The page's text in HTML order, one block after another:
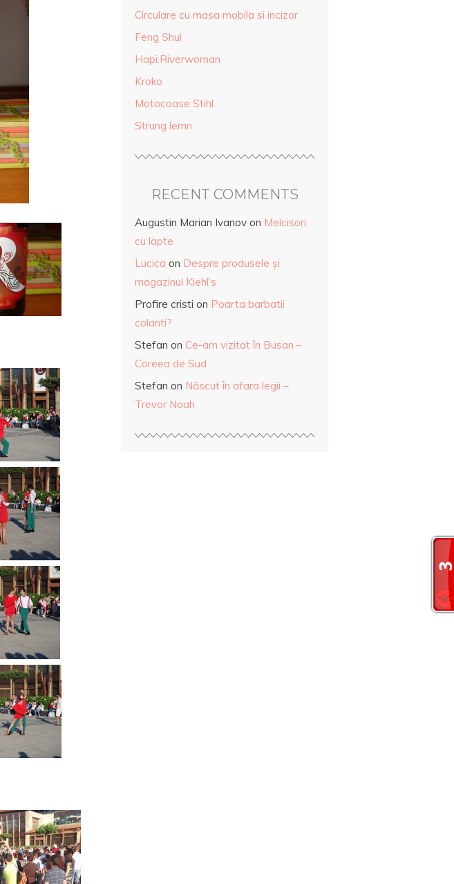
Circulare cu masa mobila si incizor
Feng Shui
Hapi.Riverwoman
Kroko
Motocoase Stihl
Strung lemn
RECENT COMMENTS
Augustin Marian Ivanov on Melcisori
cu lapte
Lucica on Despre produsele și
magazinul Kiehl’s
Profire cristi on Poarta barbatii
colanti?
Stefan on Ce-am vizitat în Busan –
Coreea de Sud
Stefan on Născut în afara legii –
Trevor Noah